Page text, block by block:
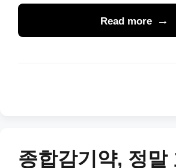
Read more
종합감기약, 정말